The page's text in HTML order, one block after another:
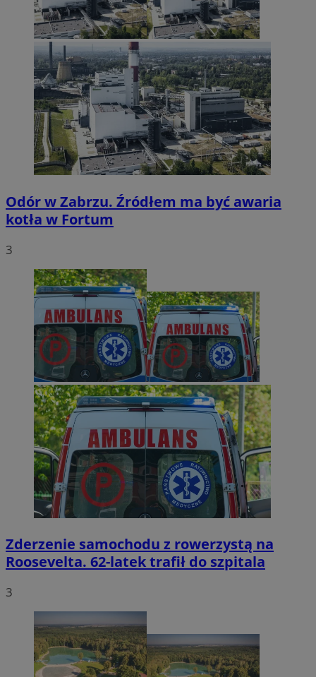
Odór w Zabrzu. Źródłem ma być awaria
kotła w Fortum
3
Zderzenie samochodu z rowerzystą na
Roosevelta. 62-latek trafił do szpitala
3